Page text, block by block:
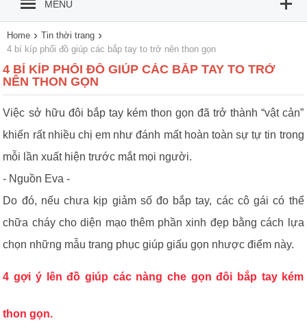
MENU
Home › Tin thời trang ›
4 bí kíp phối đồ giúp các bắp tay to trở nên thon gọn
4 BÍ KÍP PHỐI ĐỒ GIÚP CÁC BẮP TAY TO TRỞ
NÊN THON GỌN
Việc sở hữu đôi bắp tay kém thon gọn đã trở thành “vật cản”
khiến rất nhiều chị em như đánh mất hoàn toàn sự tự tin trong
mỗi lần xuất hiện trước mắt mọi người.
- Nguồn Eva -
Do đó, nếu chưa kịp giảm số đo bắp tay, các cô gái có thể
chữa cháy cho diện mạo thêm phần xinh đẹp bằng cách lựa
chọn những mẫu trang phục giúp giấu gọn nhược điểm này.
4 gợi ý lên đồ giúp các nàng che gọn đôi bắp tay kém
thon gọn.